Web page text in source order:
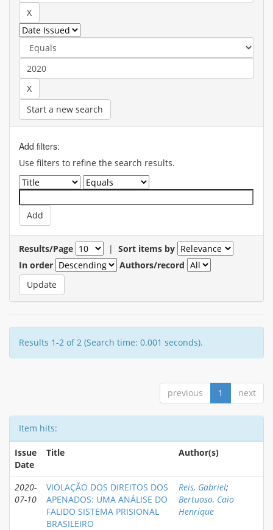
Start a new search
Add filters:
Use filters to refine the search results.
Results/Page | Sort items by
In order
Authors/record
Results 1-2 of 2 (Search time: 0.001 seconds).
previous 1 next
Item hits:
Issue
Date
Title Author(s)
2020-
07-10
VIOLAÇÃO DOS DIREITOS DOS
APENADOS: UMA ANÁLISE DO
FALIDO SISTEMA PRISIONAL
BRASILEIRO
Reis, Gabriel;
Bertuoso, Caio
Henrique